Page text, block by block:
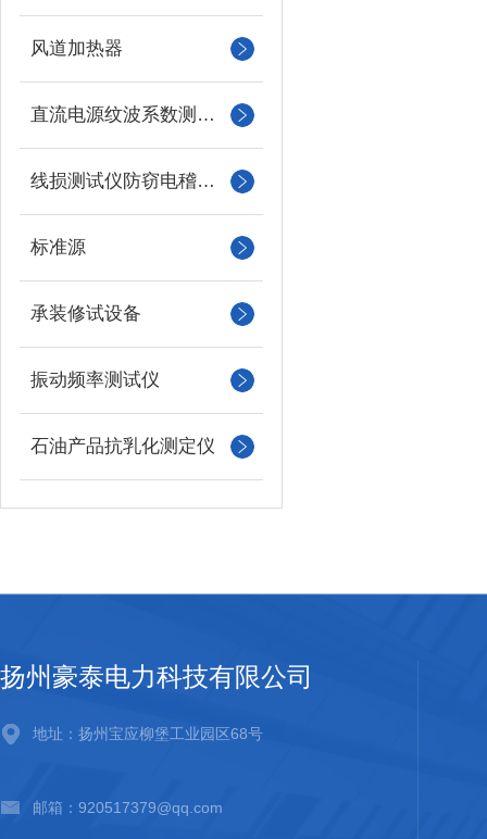
风道加热器
直流电源纹波系数测试仪
线损测试仪防窃电稽查仪
标准源
承装修试设备
振动频率测试仪
石油产品抗乳化测定仪
扬州豪泰电力科技有限公司
地址：扬州宝应柳堡工业园区68号
邮箱：920517379@qq.com